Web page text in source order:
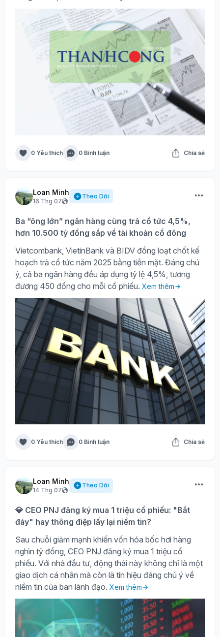
0 Yêu thích 0 Bình luận Chia sẻ
Loan Minh
16 Thg 07
Theo Dõi
Ba “ông lớn” ngân hàng cùng trả cổ tức 4,5%,
hơn 10.500 tỷ đồng sắp về tài khoản cổ đông
Vietcombank, VietinBank và BIDV đồng loạt chốt kế
hoạch trả cổ tức năm 2025 bằng tiền mặt. Đáng chú
ý, cả ba ngân hàng đều áp dụng tỷ lệ 4,5%, tương
đương 450 đồng cho mỗi cổ phiếu. Xem thêm
0 Yêu thích 0 Bình luận Chia sẻ
Loan Minh
14 Thg 07
Theo Dõi
💎 CEO PNJ đăng ký mua 1 triệu cổ phiếu: "Bắt
đáy" hay thông điệp lấy lại niềm tin?
Sau chuỗi giảm mạnh khiến vốn hóa bốc hơi hàng
nghìn tỷ đồng, CEO PNJ đăng ký mua 1 triệu cổ
phiếu. Với nhà đầu tư, động thái này không chỉ là một
giao dịch cá nhân mà còn là tín hiệu đáng chú ý về
niềm tin của ban lãnh đạo. Xem thêm